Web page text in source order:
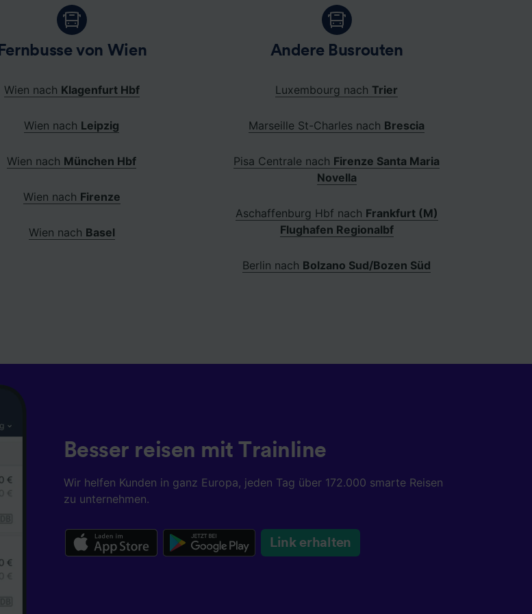
Fernbusse von Wien
Wien nach Klagenfurt Hbf
Wien nach Leipzig
Wien nach München Hbf
Wien nach Firenze
Wien nach Basel
Andere Busrouten
Luxembourg nach Trier
Marseille St-Charles nach Brescia
Pisa Centrale nach Firenze Santa Maria
Novella
Aschaffenburg Hbf nach Frankfurt (M)
Flughafen Regionalbf
Berlin nach Bolzano Sud/Bozen Süd
Besser reisen mit Trainline
Wir helfen Kunden in ganz Europa, jeden Tag über 172.000 smarte Reisen
zu unternehmen.
Link erhalten